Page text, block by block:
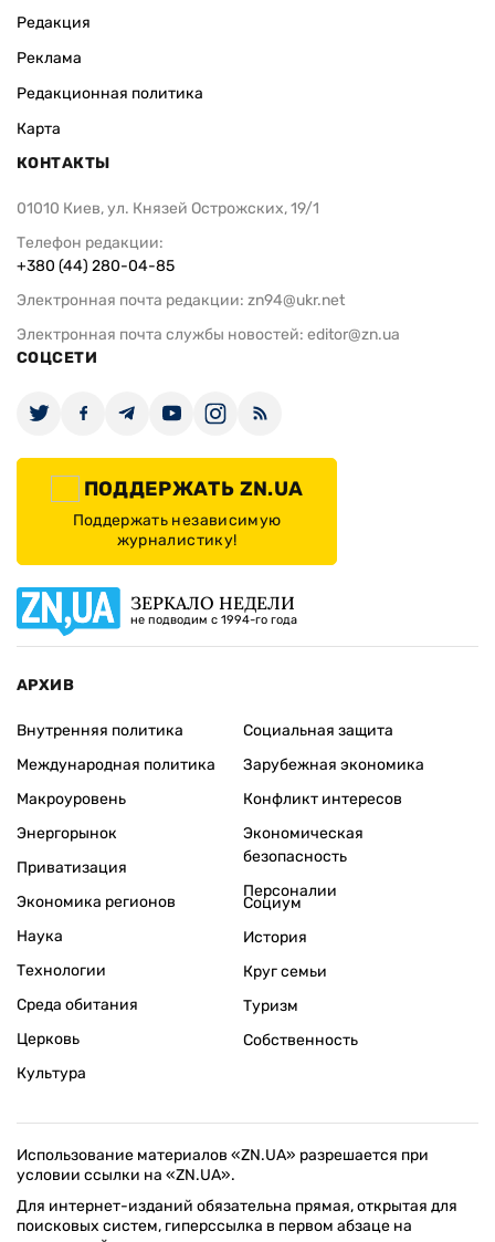
Редакция
Реклама
Редакционная политика
Карта
КОНТАКТЫ
01010 Киев, ул. Князей Острожских, 19/1
Телефон редакции:
+380 (44) 280-04-85
Электронная почта редакции: zn94@ukr.net
Электронная почта службы новостей: editor@zn.ua
СОЦСЕТИ
ПОДДЕРЖАТЬ ZN.UA
Поддержать независимую
журналистику!
ЗЕРКАЛО НЕДЕЛИ
не подводим с 1994-го года
АРХИВ
Внутренняя политика
Международная политика
Макроуровень
Энергорынок
Приватизация
Экономика регионов
Социальная защита
Зарубежная экономика
Конфликт интересов
Экономическая
безопасность
Персоналии
Наука
Технологии
Среда обитания
Церковь
Культура
Социум
История
Круг семьи
Туризм
Собственность
Использование материалов «ZN.UA» разрешается при
условии ссылки на «ZN.UA».
Для интернет-изданий обязательна прямая, открытая для
поисковых систем, гиперссылка в первом абзаце на